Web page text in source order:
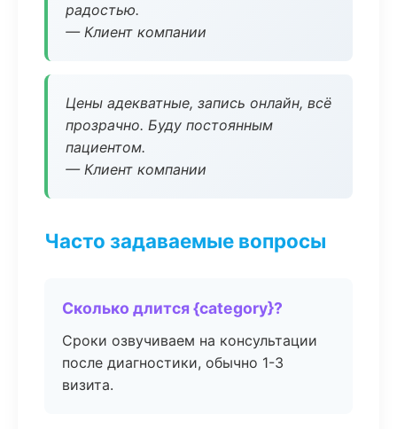
радостью.
— Клиент компании
Цены адекватные, запись онлайн, всё
прозрачно. Буду постоянным
пациентом.
— Клиент компании
Часто задаваемые вопросы
Сколько длится {category}?
Сроки озвучиваем на консультации
после диагностики, обычно 1-3
визита.